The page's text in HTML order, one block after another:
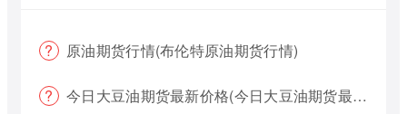
原油期货行情(布伦特原油期货行情)
今日大豆油期货最新价格(今日大豆油期货最新价格行情)